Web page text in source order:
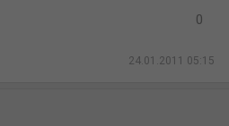
24.01.2011 05:15
0